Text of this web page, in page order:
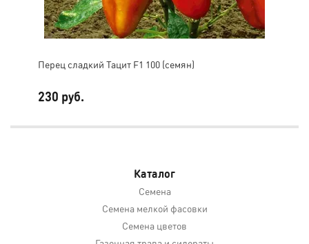
Перец сладкий Тацит F1 100 (семян)
230 руб.
Каталог
Семена
Семена мелкой фасовки
Семена цветов